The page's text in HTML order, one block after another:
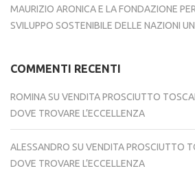
MAURIZIO ARONICA E LA FONDAZIONE
SVILUPPO SOSTENIBILE DELLE NAZIONI
COMMENTI RECENTI
ROMINA SU VENDITA PROSCIUTTO
DOVE TROVARE L’ECCELLENZA
ALESSANDRO SU VENDITA PROSCIUTTO
DOVE TROVARE L’ECCELLENZA